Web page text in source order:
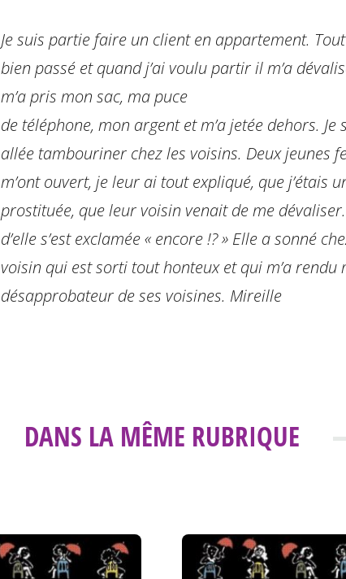
Je suis partie faire un client en appartement. Tout
bien passé et quand j’ai voulu partir il m’a
m’a pris mon sac, ma puce
de téléphone, mon argent et m’a jetée dehors. Je
allée tambouriner chez les voisins. Deux jeunes
m’ont ouvert, je leur ai tout expliqué, que j’étais
prostituée, que leur voisin venait de me dévaliser.
d’elle s’est exclamée « encore !? » Elle a sonné
voisin qui est sorti tout honteux et qui m’a
désapprobateur de ses voisines. Mireille
DANS LA MÊME RUBRIQUE